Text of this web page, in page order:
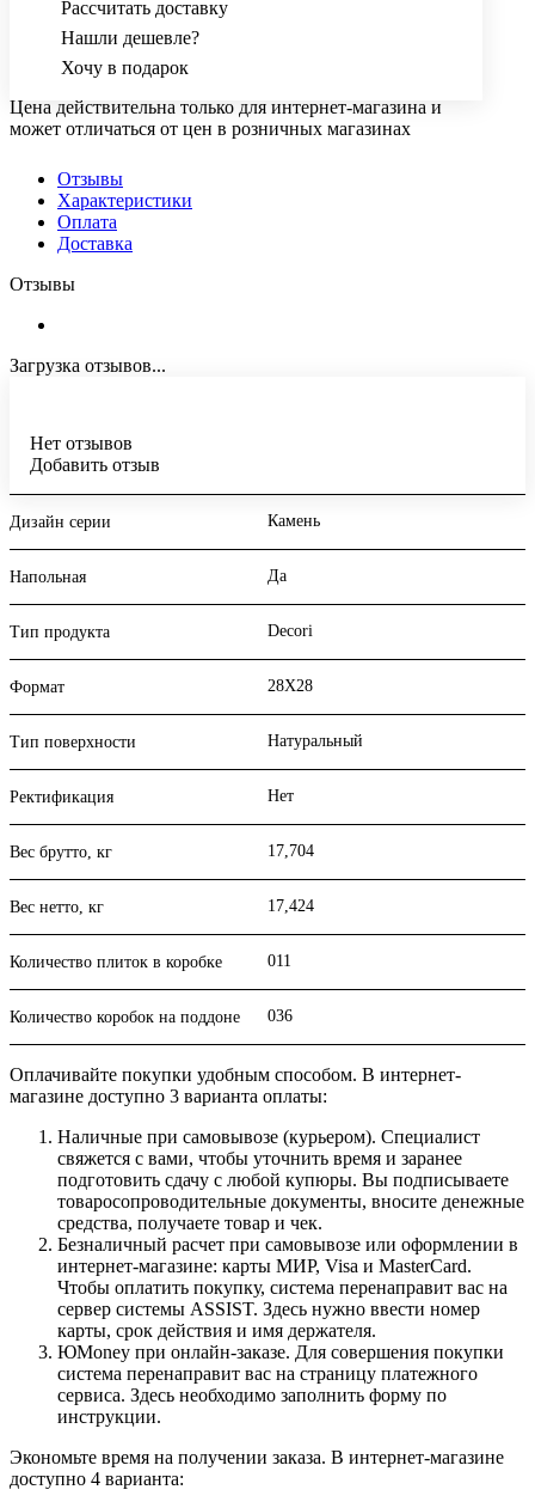
Рассчитать доставку
Нашли дешевле?
Хочу в подарок
Цена действительна только для интернет-магазина и
может отличаться от цен в розничных магазинах
Отзывы
Характеристики
Оплата
Доставка
Отзывы
Загрузка отзывов...
Нет отзывов
Добавить отзыв
Дизайн серии Камень
Напольная Да
Тип продукта Decori
Формат 28X28
Тип поверхности Натуральный
Ректификация Нет
Вес брутто, кг 17,704
Вес нетто, кг 17,424
Количество плиток в коробке 011
Количество коробок на поддоне 036
Оплачивайте покупки удобным способом. В интернет-
магазине доступно 3 варианта оплаты:
Наличные при самовывозе (курьером). Специалист
свяжется с вами, чтобы уточнить время и заранее
подготовить сдачу с любой купюры. Вы подписываете
товаросопроводительные документы, вносите денежные
средства, получаете товар и чек.
Безналичный расчет при самовывозе или оформлении в
интернет-магазине: карты МИР, Visa и MasterCard.
Чтобы оплатить покупку, система перенаправит вас на
сервер системы ASSIST. Здесь нужно ввести номер
карты, срок действия и имя держателя.
ЮMoney при онлайн-заказе. Для совершения покупки
система перенаправит вас на страницу платежного
сервиса. Здесь необходимо заполнить форму по
инструкции.
Экономьте время на получении заказа. В интернет-магазине
доступно 4 варианта: